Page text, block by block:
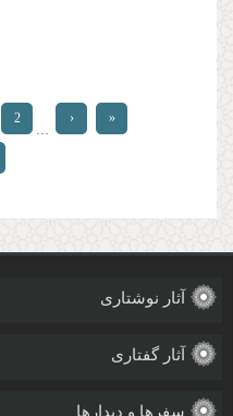
صفحه‌ها
«
‹
…
2
آثار نوشتاری
آثار گفتاری
سفرها و دیدارها